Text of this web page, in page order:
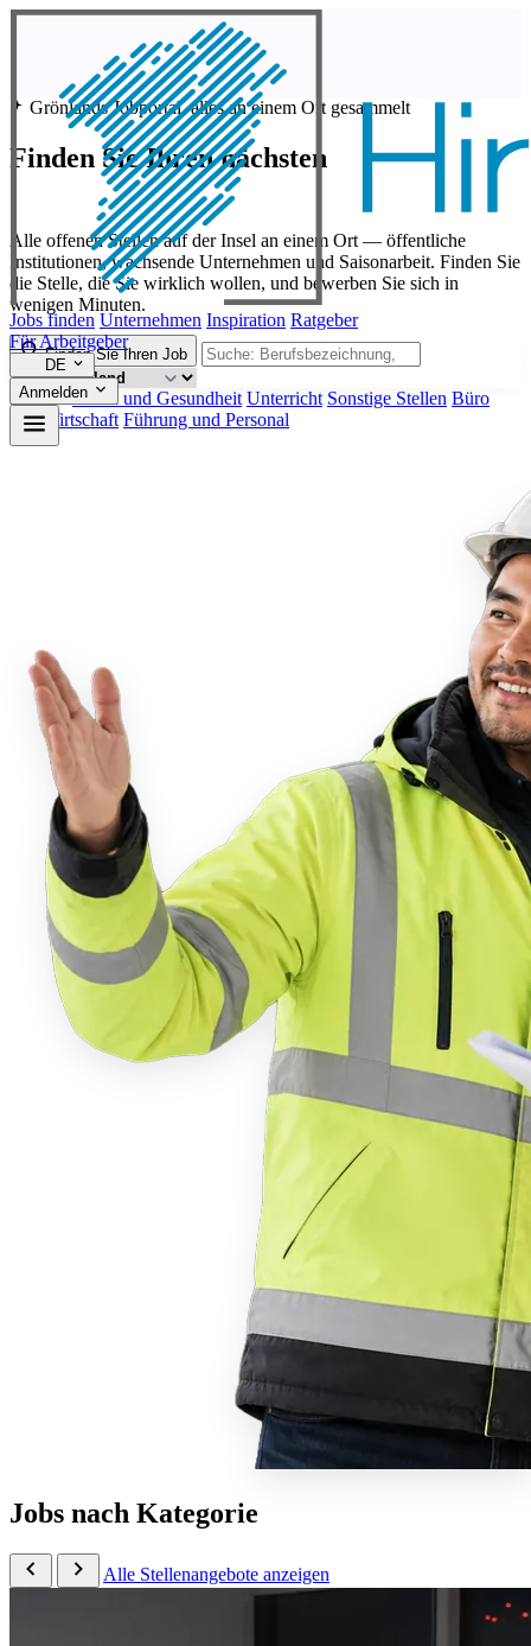
Jobs finden Unternehmen Inspiration Ratgeber
Für Arbeitgeber
DE
Anmelden
Grönlands Jobportal, alles an einem Ort gesammelt
Finden Sie Ihren nächsten
Job in Grönland
Alle offenen Stellen auf der Insel an einem Ort — öffentliche
Institutionen, wachsende Unternehmen und Saisonarbeit. Finden Sie
die Stelle, die Sie wirklich wollen, und bewerben Sie sich in
wenigen Minuten.
Finden Sie Ihren Job
Beliebt: Sozial und Gesundheit Unterricht Sonstige Stellen Büro
und Wirtschaft Führung und Personal
Jobs nach Kategorie
Alle Stellenangebote anzeigen